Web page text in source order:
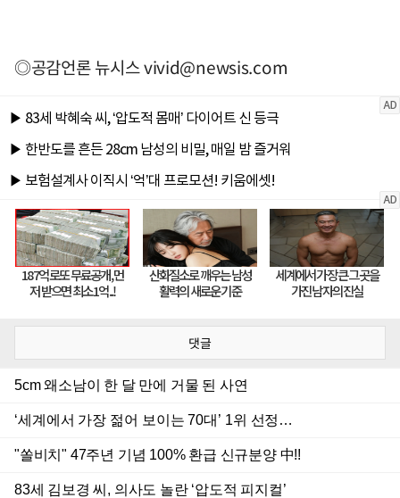
◎공감언론 뉴시스 vivid@newsis.com
댓글